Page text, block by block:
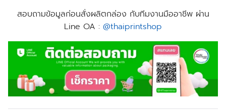
สอบถามข้อมูลก่อนสั่งผลิตกล่อง กับทีมงานมืออาชีพ ผ่าน
Line OA : @thaiprintshop